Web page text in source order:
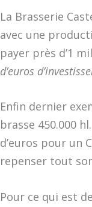
La Brasserie
avec une
payer près d’1
d’euros
Enfin dernier
brasse 450.000
d’euros pour un
repenser tout
Pour ce qui est